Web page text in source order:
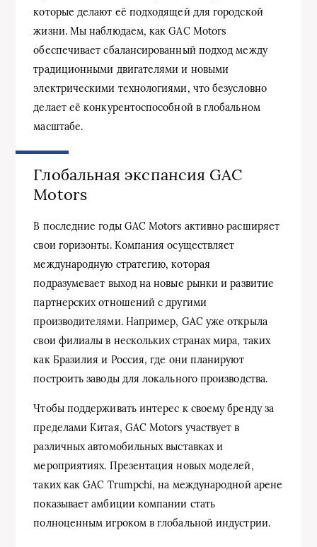
которые делают её подходящей для городской
жизни. Мы наблюдаем, как GAC Motors
обеспечивает сбалансированный подход между
традиционными двигателями и новыми
электрическими технологиями, что безусловно
делает её конкурентоспособной в глобальном
масштабе.
Глобальная экспансия GAC
Motors
В последние годы GAC Motors активно расширяет
свои горизонты. Компания осуществляет
международную стратегию, которая
подразумевает выход на новые рынки и развитие
партнерских отношений с другими
производителями. Например, GAC уже открыла
свои филиалы в нескольких странах мира, таких
как Бразилия и Россия, где они планируют
построить заводы для локального производства.
Чтобы поддерживать интерес к своему бренду за
пределами Китая, GAC Motors участвует в
различных автомобильных выставках и
мероприятиях. Презентация новых моделей,
таких как GAC Trumpchi, на международной арене
показывает амбиции компании стать
полноценным игроком в глобальной индустрии.